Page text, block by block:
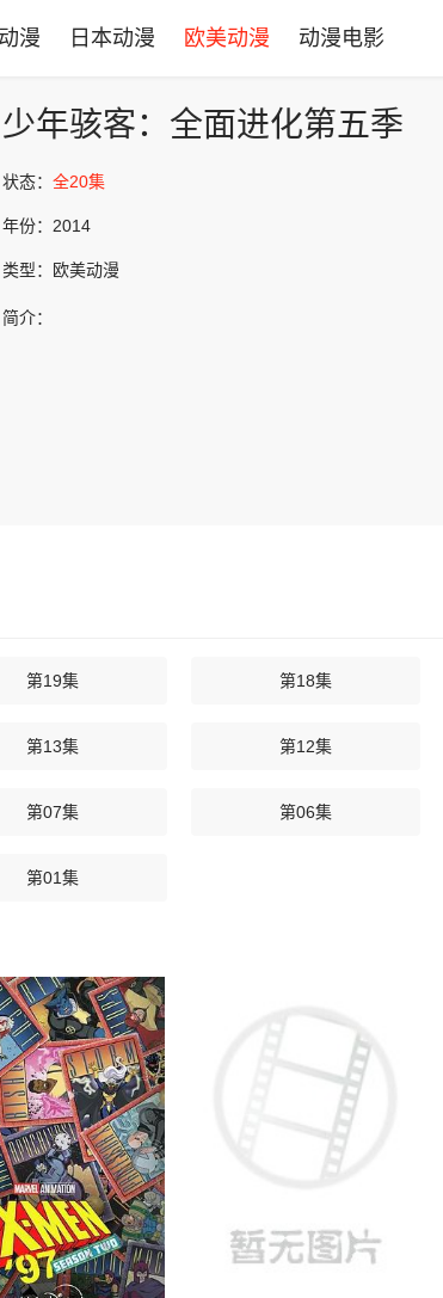
漫 日本动漫 欧美动漫 动漫电影
少年骇客：全面进化第五季
状态： 全20集
年份： 2014
类型： 欧美动漫
简介：
第19集 第18集
第13集 第12集
第07集 第06集
第01集